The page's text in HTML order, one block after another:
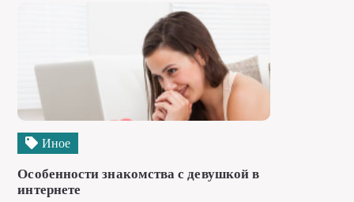
Иное
Особенности знакомства с девушкой в
интернете